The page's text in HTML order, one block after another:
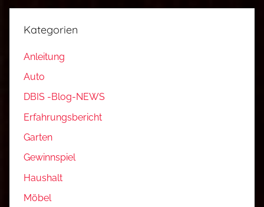
Kategorien
Anleitung
Auto
DBIS -Blog-NEWS
Erfahrungsbericht
Garten
Gewinnspiel
Haushalt
Möbel